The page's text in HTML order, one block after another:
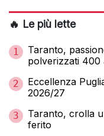
🔥 Le più lette
1
Taranto,
polverizzati 400
2
Eccellenza
2026/27
3
Taranto, crolla
ferito